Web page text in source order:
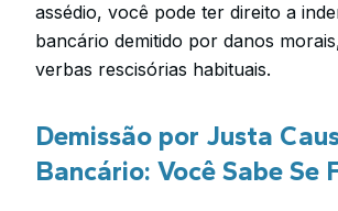
assédio, você pode ter direito a
bancário demitido por danos
verbas rescisórias habituais.
Demissão por Justa
Bancário: Você Sabe Se